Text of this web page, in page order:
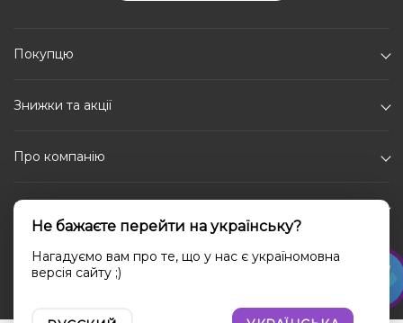
Покупцю
Знижки та акції
Про компанію
Каталог
Соціальні мережі
Не бажаєте перейти на українську?
Нагадуємо вам про те, що у нас є україномовна
версія сайту ;)